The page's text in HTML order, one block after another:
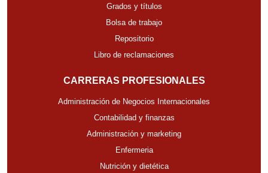
Grados y títulos
Bolsa de trabajo
Repositorio
Libro de reclamaciones
CARRERAS PROFESIONALES
Administración de Negocios Internacionales
Contabilidad y finanzas
Administración y marketing
Enfermeria
Nutrición y dietética